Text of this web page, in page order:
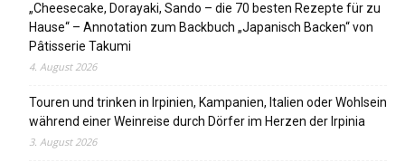
„Cheesecake, Dorayaki, Sando – die 70 besten Rezepte für zu
Hause“ – Annotation zum Backbuch „Japanisch Backen“ von
Pâtisserie Takumi
4. August 2026
Touren und trinken in Irpinien, Kampanien, Italien oder Wohlsein
während einer Weinreise durch Dörfer im Herzen der Irpinia
3. August 2026